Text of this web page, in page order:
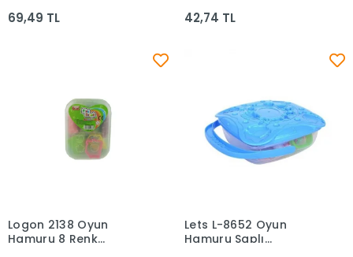
69,49 TL 42,74 TL
Sepete Ekle
Logon 2138 Oyun
Hamuru 8 Renk
Sepete Ekle
Lets L-8652 Oyun
Hamuru Saplı